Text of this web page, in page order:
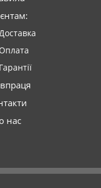
Оплата
Гарантії
нас